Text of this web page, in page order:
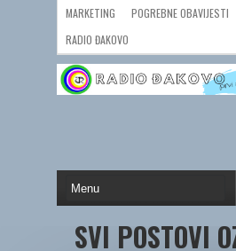
MARKETING POGREBNE OBAVIJESTI
RADIO ĐAKOVO
SVI POSTOVI